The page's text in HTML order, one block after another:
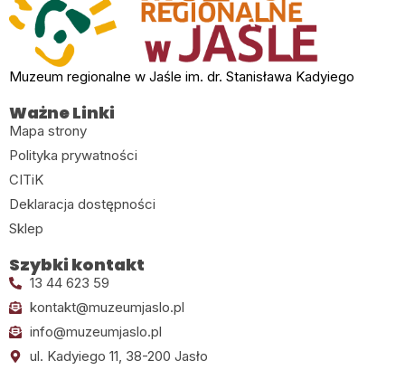
Muzeum regionalne w Jaśle im. dr. Stanisława Kadyiego
Ważne Linki
Mapa strony
Polityka prywatności
CITiK
Deklaracja dostępności
Sklep
Szybki kontakt
13 44 623 59
kontakt@muzeumjaslo.pl
info@muzeumjaslo.pl
ul. Kadyiego 11, 38-200 Jasło